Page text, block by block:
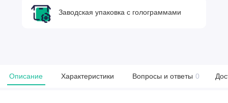
Заводская упаковка с голограммами
Описание Характеристики Вопросы и ответы 0